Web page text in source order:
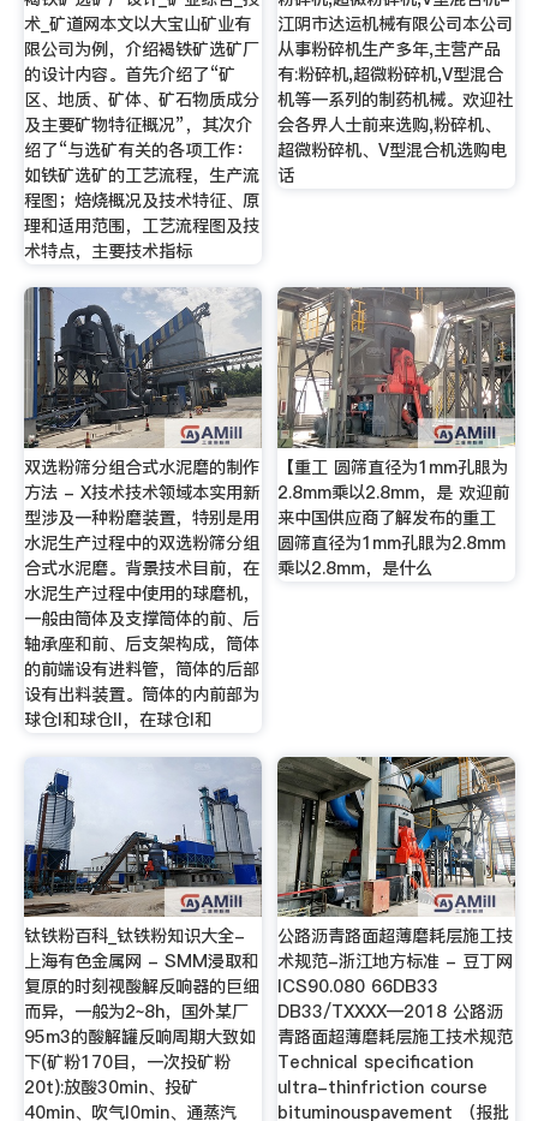
术_矿道网本文以大宝山矿业有
限公司为例，介绍褐铁矿选矿厂
的设计内容。首先介绍了“矿
区、地质、矿体、矿石物质成分
及主要矿物特征概况”，其次介
绍了“与选矿有关的各项工作：
如铁矿选矿的工艺流程，生产流
程图；焙烧概况及技术特征、原
理和适用范围，工艺流程图及技
术特点，主要技术指标
江阴市达运机械有限公司本公司
从事粉碎机生产多年,主营产品
有:粉碎机,超微粉碎机,V型混合
机等一系列的制药机械。欢迎社
会各界人士前来选购,粉碎机、
超微粉碎机、V型混合机选购电
话
双选粉筛分组合式水泥磨的制作
方法 - X技术技术领域本实用新
型涉及一种粉磨装置，特别是用
水泥生产过程中的双选粉筛分组
合式水泥磨。背景技术目前，在
水泥生产过程中使用的球磨机，
一般由筒体及支撑筒体的前、后
轴承座和前、后支架构成，筒体
的前端设有进料管，筒体的后部
设有出料装置。筒体的内前部为
球仓I和球仓II，在球仓I和
【重工 圆筛直径为1mm孔眼为
2.8mm乘以2.8mm，是 欢迎前
来中国供应商了解发布的重工
圆筛直径为1mm孔眼为2.8mm
乘以2.8mm，是什么
钛铁粉百科_钛铁粉知识大全-
上海有色金属网 - SMM浸取和
复原的时刻视酸解反响器的巨细
而异，一般为2~8h，国外某厂
95m3的酸解罐反响周期大致如
下(矿粉170目，一次投矿粉
20t):放酸30min、投矿
40min、吹气l0min、通蒸汽
公路沥青路面超薄磨耗层施工技
术规范-浙江地方标准 - 豆丁网
ICS90.080 66DB33
DB33/TXXXX—2018 公路沥
青路面超薄磨耗层施工技术规范
Technical specification
ultra-thinfriction course
bituminouspavement （报批